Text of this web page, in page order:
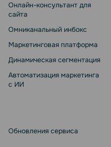
Онлайн-консультант для
сайта
Омниканальный инбокс
Маркетинговая платформа
Динамическая сегментация
Автоматизация маркетинга
с ИИ
Обновления сервиса